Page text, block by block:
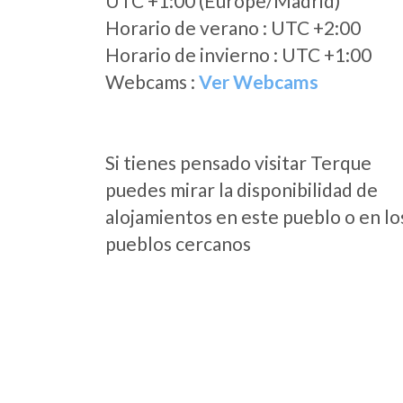
Horario de verano : UTC +2:00
Horario de invierno : UTC +1:00
Webcams : Ver Webcams
Si tienes pensado visitar Terque
puedes mirar la disponibilidad de
alojamientos en este pueblo o en
pueblos cercanos